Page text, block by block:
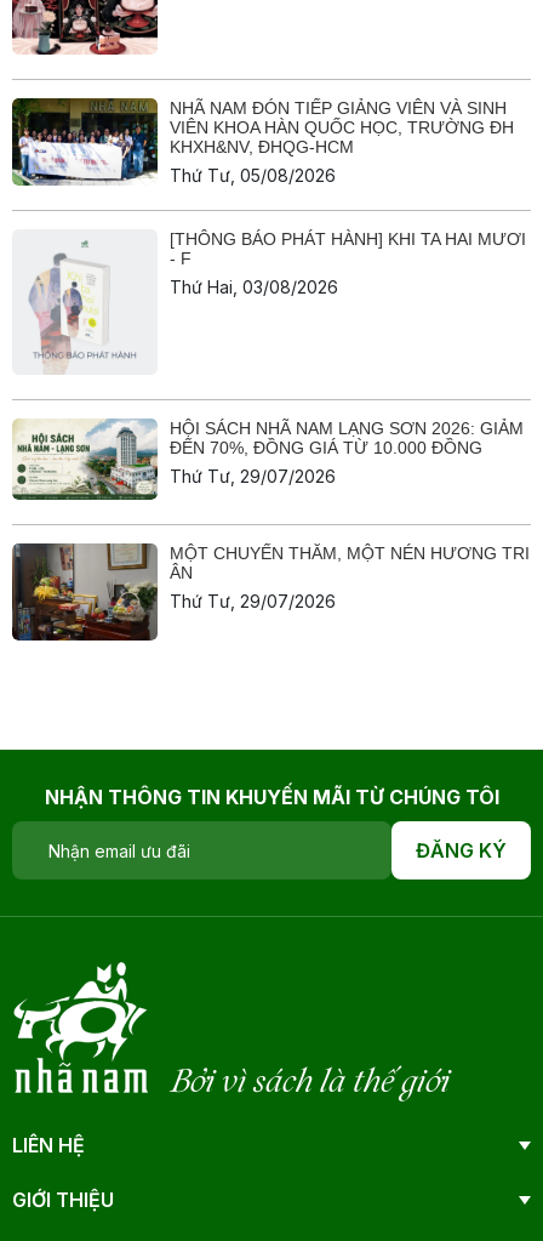
NHÃ NAM ĐÓN TIẾP GIẢNG VIÊN VÀ SINH
VIÊN KHOA HÀN QUỐC HỌC, TRƯỜNG ĐH
KHXH&NV, ĐHQG-HCM
Thứ Tư, 05/08/2026
[THÔNG BÁO PHÁT HÀNH] KHI TA HAI MƯƠI
- F
Thứ Hai, 03/08/2026
HỘI SÁCH NHÃ NAM LẠNG SƠN 2026: GIẢM
ĐẾN 70%, ĐỒNG GIÁ TỪ 10.000 ĐỒNG
Thứ Tư, 29/07/2026
MỘT CHUYẾN THĂM, MỘT NÉN HƯƠNG TRI
ÂN
Thứ Tư, 29/07/2026
NHẬN THÔNG TIN KHUYẾN MÃI TỪ CHÚNG TÔI
ĐĂNG KÝ
Bởi vì sách là thế giới
LIÊN HỆ
GIỚI THIỆU